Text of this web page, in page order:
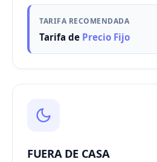
TARIFA RECOMENDADA
Tarifa de Precio Fijo
FUERA DE CASA